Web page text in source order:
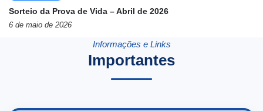
Sorteio da Prova de Vida – Abril de 2026
6 de maio de 2026
Informações e Links
Importantes